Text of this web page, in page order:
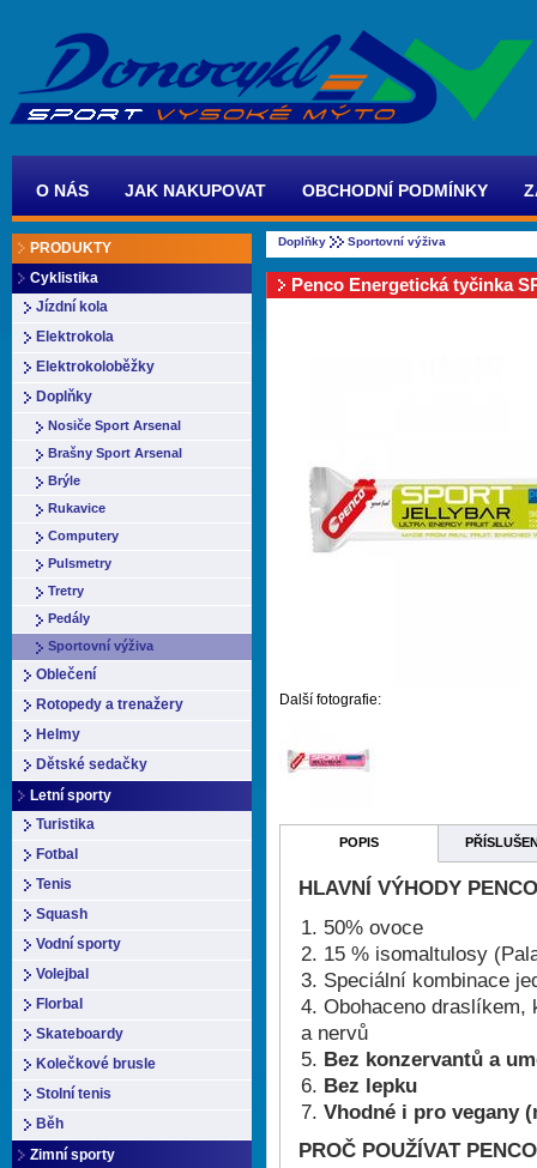
O NÁS JAK NAKUPOVAT OBCHODNÍ PODMÍNKY
PRODUKTY
Cyklistika
Jízdní kola
Elektrokola
Elektrokoloběžky
Doplňky
Nosiče Sport Arsenal
Brašny Sport Arsenal
Brýle
Rukavice
Computery
Pulsmetry
Tretry
Pedály
Sportovní výživa
Oblečení
Rotopedy a trenažery
Helmy
Dětské sedačky
Letní sporty
Turistika
Fotbal
Tenis
Squash
Vodní sporty
Volejbal
Florbal
Skateboardy
Kolečkové brusle
Stolní tenis
Běh
Zimní sporty
Doplňky Sportovní výživa
Penco Energetická tyčinka
Další fotografie:
POPIS
HLAVNÍ VÝHODY
50% ovoce
15 % isomaltulosy
Speciální kombinace
Obohaceno draslíkem,
a nervů
Bez konzervantů a
Bez lepku
Vhodné i pro vegany
PROČ POUŽÍVAT